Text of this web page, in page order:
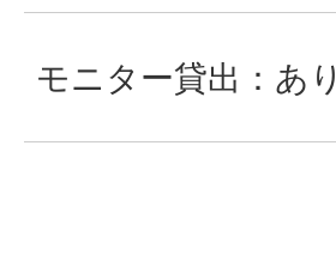
モニター貸出：あり